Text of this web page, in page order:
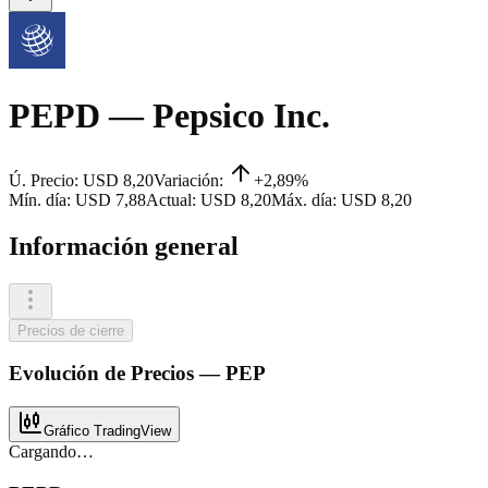
PEPD — Pepsico Inc.
Ú. Precio: USD 8,20Variación:
+2,89%
Mín. día: USD 7,88Actual: USD 8,20Máx. día: USD 8,20
Información general
Precios de cierre
Evolución de Precios—PEP
Gráfico TradingView
Cargando…